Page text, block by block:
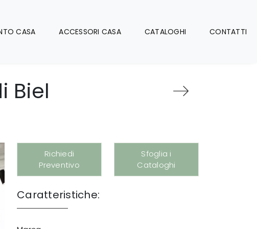
CASA ACCESSORI CASA CATALOGHI CONTATTI
Biel
Richiedi
Preventivo
Sfoglia i
Cataloghi
Caratteristiche: